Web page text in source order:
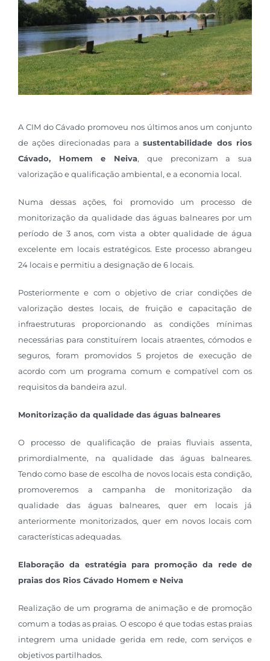
A CIM do Cávado promoveu nos últimos anos um conjunto
de ações direcionadas para asustentabilidade dos rios
Cávado, Homem e Neiva, que preconizam a sua
valorização e qualificação ambiental, e a economia local.
Numa dessas ações, foi promovido um processo de
monitorização da qualidade das águas balneares por um
período de 3 anos, com vista a obter qualidade de água
excelente em locais estratégicos. Este processo abrangeu
24 locais e permitiu a designação de 6 locais.
Posteriormente e com o objetivo de criar condições de
valorização destes locais, de fruição e capacitação de
infraestruturas proporcionando as condições mínimas
necessárias para constituírem locais atraentes, cómodos e
seguros, foram promovidos 5 projetos de execução de
acordo com um programa comum e compatível com os
requisitos da bandeira azul.
Monitorização da qualidade das águas balneares
O processo de qualificação de praias fluviais assenta,
primordialmente, na qualidade das águas balneares.
Tendo como base de escolha de novos locais esta condição,
promoveremos a campanha de monitorização da
qualidade das águas balneares, quer em locais já
anteriormente monitorizados, quer em novos locais com
características adequadas.
Elaboração da estratégia para promoção da rede de
praias dos Rios Cávado Homem e Neiva
Realização de um programa de animação e de promoção
comum a todas as praias. O escopo é que todas estas praias
integrem uma unidade gerida em rede, com serviços e
objetivos partilhados.